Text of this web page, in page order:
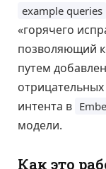
example queries
«горячего
позволяющий
путем
интента в
модели.
Как это